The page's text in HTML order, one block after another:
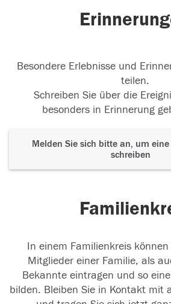
Besondere Erlebnisse und
teilen.
Schreiben Sie über die
besonders in Erinnerung
Melden Sie sich bitte an, um
schreiben
In einem Familienkreis
Mitglieder einer Familie, als
Bekannte eintragen und so
bilden. Bleiben Sie in Kontakt mit